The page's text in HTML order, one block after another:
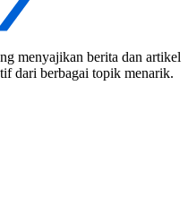
menyajikan berita dan artikel
dari berbagai topik menarik.